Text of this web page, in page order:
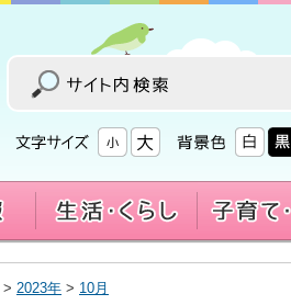
> 2023年 > 10月